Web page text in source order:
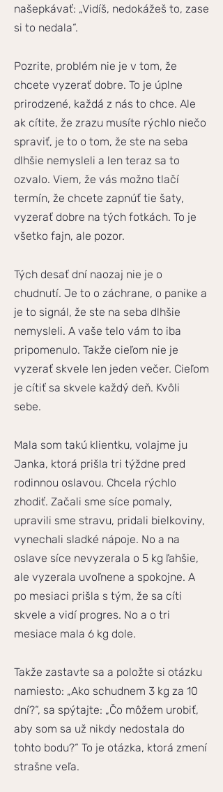
našepkávať: „Vidíš, nedokážeš to, zase
si to nedala“.
Pozrite, problém nie je v tom, že
chcete vyzerať dobre. To je úplne
prirodzené, každá z nás to chce. Ale
ak cítite, že zrazu musíte rýchlo niečo
spraviť, je to o tom, že ste na seba
dlhšie nemysleli a len teraz sa to
ozvalo. Viem, že vás možno tlačí
termín, že chcete zapnúť tie šaty,
vyzerať dobre na tých fotkách. To je
všetko fajn, ale pozor.
Tých desať dní naozaj nie je o
chudnutí. Je to o záchrane, o panike a
je to signál, že ste na seba dlhšie
nemysleli. A vaše telo vám to iba
pripomenulo. Takže cieľom nie je
vyzerať skvele len jeden večer. Cieľom
je cítiť sa skvele každý deň. Kvôli
sebe.
Mala som takú klientku, volajme ju
Janka, ktorá prišla tri týždne pred
rodinnou oslavou. Chcela rýchlo
zhodiť. Začali sme síce pomaly,
upravili sme stravu, pridali bielkoviny,
vynechali sladké nápoje. No a na
oslave síce nevyzerala o 5 kg ľahšie,
ale vyzerala uvoľnene a spokojne. A
po mesiaci prišla s tým, že sa cíti
skvele a vidí progres. No a o tri
mesiace mala 6 kg dole.
Takže zastavte sa a položte si otázku
namiesto: „Ako schudnem 3 kg za 10
dní?“, sa spýtajte: „Čo môžem urobiť,
aby som sa už nikdy nedostala do
tohto bodu?“ To je otázka, ktorá zmení
strašne veľa.